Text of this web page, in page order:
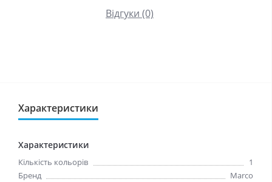
Відгуки (0)
Характеристики
Характеристики
Кількість кольорів
1
Бренд
Marco